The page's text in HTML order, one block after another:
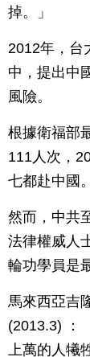
掉。」
2012年，台
中，提出中
風險。
根據衛福部
111人次，
七都赴中國。
然而，中共
法律權威人
輪功學員是
馬來西亞吉
(2013.3) ：
上萬的人犧